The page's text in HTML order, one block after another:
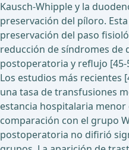
Kausch-Whipple y la
preservación del píloro.
preservación del paso
reducción de síndromes de
postoperatoria y reflujo [45-
Los estudios más recientes
una tasa de transfusiones
estancia hospitalaria menor
comparación con el grupo
postoperatoria no difirió